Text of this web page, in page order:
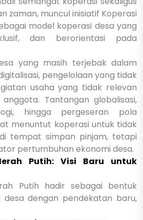
zaman, muncul inisiatif Koperasi
model koperasi desa yang
dan berorientasi pada
yang masih terjebak dalam
pengelolaan yang tidak
usaha yang tidak relevan
Tantangan globalisasi,
hingga pergeseran pola
menuntut koperasi untuk tidak
tempat simpan pinjam, tetapi
pertumbuhan ekonomi desa.
Putih: Visi Baru untuk
Putih hadir sebagai bentuk
desa dengan pendekatan baru,